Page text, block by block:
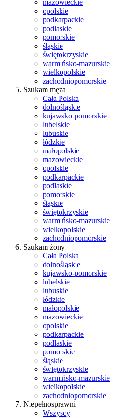
mazowieckie
opolskie
podkarpackie
podlaskie
pomorskie
śląskie
świętokrzyskie
warmińsko-mazurskie
wielkopolskie
zachodniopomorskie
Szukam męża
Cała Polska
dolnośląskie
kujawsko-pomorskie
lubelskie
lubuskie
łódzkie
małopolskie
mazowieckie
opolskie
podkarpackie
podlaskie
pomorskie
śląskie
świętokrzyskie
warmińsko-mazurskie
wielkopolskie
zachodniopomorskie
Szukam żony
Cała Polska
dolnośląskie
kujawsko-pomorskie
lubelskie
lubuskie
łódzkie
małopolskie
mazowieckie
opolskie
podkarpackie
podlaskie
pomorskie
śląskie
świętokrzyskie
warmińsko-mazurskie
wielkopolskie
zachodniopomorskie
Niepełnosprawni
Wszyscy